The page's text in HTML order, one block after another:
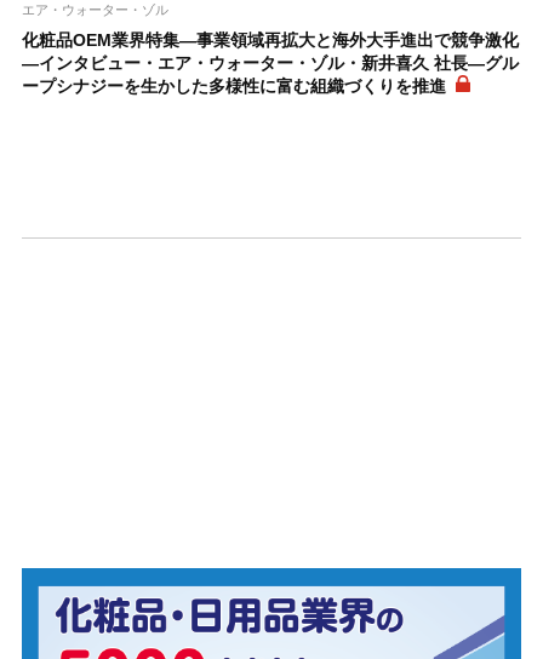
エア・ウォーター・ゾル
化粧品OEM業界特集―事業領域再拡大と海外大手進出で競争激化
―インタビュー・エア・ウォーター・ゾル・新井喜久 社長―グル
ープシナジーを生かした多様性に富む組織づくりを推進